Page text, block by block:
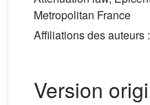
Metropolitan France
Affiliations des auteurs :
Version